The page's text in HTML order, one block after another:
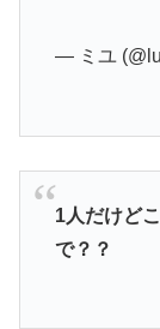
— ミユ
1人だけど
で？？